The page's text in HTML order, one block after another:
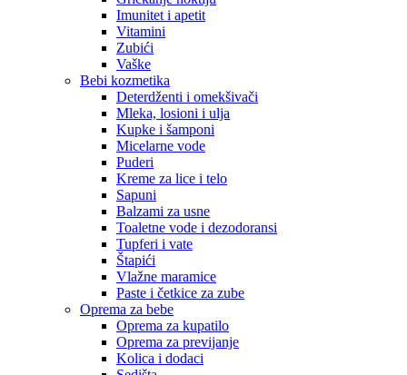
Imunitet i apetit
Vitamini
Zubići
Vaške
Bebi kozmetika
Deterdženti i omekšivači
Mleka, losioni i ulja
Kupke i šamponi
Micelarne vode
Puderi
Kreme za lice i telo
Sapuni
Balzami za usne
Toaletne vode i dezodoransi
Tupferi i vate
Štapići
Vlažne maramice
Paste i četkice za zube
Oprema za bebe
Oprema za kupatilo
Oprema za previjanje
Kolica i dodaci